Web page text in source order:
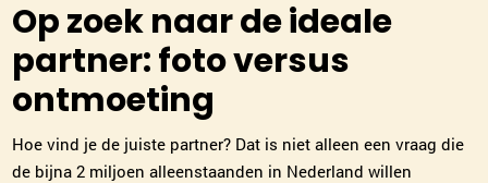
Op zoek naar de ideale
partner: foto versus
ontmoeting
Hoe vind je de juiste partner? Dat is niet alleen een vraag die
de bijna 2 miljoen alleenstaanden in Nederland willen